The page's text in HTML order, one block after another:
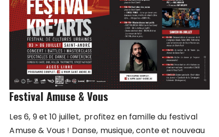
Festival Amuse & Vous
Les 6, 9 et 10 juillet, profitez en famille du festival
Amuse & Vous ! Danse, musique, conte et nouveau